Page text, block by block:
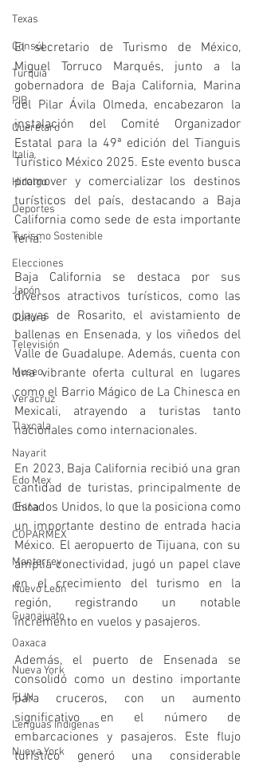
Texas
Consúl
Turquía
PIB
Querétaro
Italia
Hidalgo
Deportes
Turismo Sostenible
Elecciones
Japón
Cultura
Televisión
Museo
Veracruz
Tlaxcala
Nayarit
Edo Mex
China
COPARMEX
Monterrey
Nuevo León
Guanajuato
Oaxaca
Nueva York
FLIN
Lenguas Indígenas
Nueva York
El secretario de Turismo de México,
Miguel Torruco Marqués, junto a la
gobernadora de Baja California, Marina
del Pilar Ávila Olmeda, encabezaron la
instalación del Comité Organizador
Estatal para la 49ª edición del Tianguis
Turístico México 2025. Este evento busca
promover y comercializar los destinos
turísticos del país, destacando a Baja
California como sede de esta importante
feria.
Baja California se destaca por sus
diversos atractivos turísticos, como las
playas de Rosarito, el avistamiento de
ballenas en Ensenada, y los viñedos del
Valle de Guadalupe. Además, cuenta con
una vibrante oferta cultural en lugares
como el Barrio Mágico de La Chinesca en
Mexicali, atrayendo a turistas tanto
nacionales como internacionales.
En 2023, Baja California recibió una gran
cantidad de turistas, principalmente de
Estados Unidos, lo que la posiciona como
un importante destino de entrada hacia
México. El aeropuerto de Tijuana, con su
amplia conectividad, jugó un papel clave
en el crecimiento del turismo en la
región, registrando un notable
incremento en vuelos y pasajeros.
Además, el puerto de Ensenada se
consolidó como un destino importante
para cruceros, con un aumento
significativo en el número de
embarcaciones y pasajeros. Este flujo
turístico generó una considerable